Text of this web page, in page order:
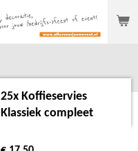
25x Koffieservies
Klassiek compleet